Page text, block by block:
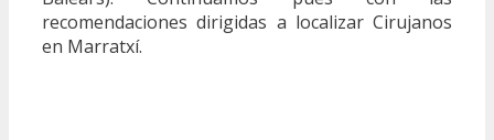
recomendaciones dirigidas a localizar Cirujanos
en Marratxí.